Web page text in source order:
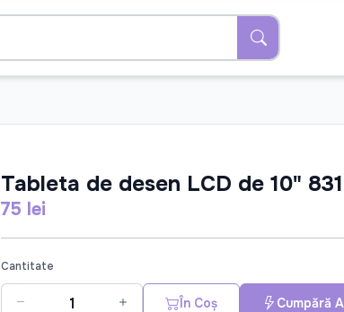
Tableta de desen LCD de 10"
75 lei
Cantitate
În Coș Cumpără